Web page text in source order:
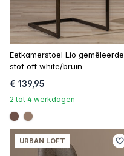
Eetkamerstoel Lio gemêleerde
stof off white/bruin
€ 139,95
2 tot 4 werkdagen
#6e5148
#967b6a
URBAN LOFT